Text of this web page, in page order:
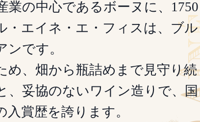
業の中心であるボーヌに、1750
・エイネ・エ・フィスは、ブル
です。
め、畑から瓶詰めまで見守り続
、妥協のないワイン造りで、国
賞歴を誇ります。